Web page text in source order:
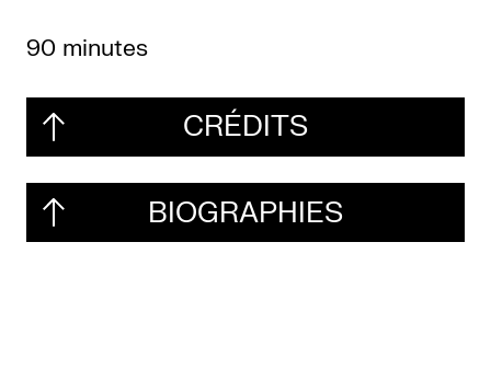
90 minutes
CRÉDITS
BIOGRAPHIES